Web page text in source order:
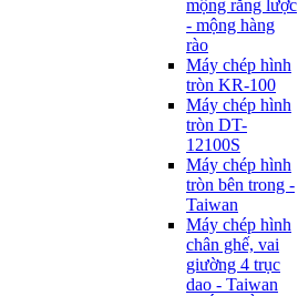
mộng răng lược
- mộng hàng
rào
Máy chép hình
tròn KR-100
Máy chép hình
tròn DT-
12100S
Máy chép hình
tròn bên trong -
Taiwan
Máy chép hình
chân ghế, vai
giường 4 trục
dao - Taiwan